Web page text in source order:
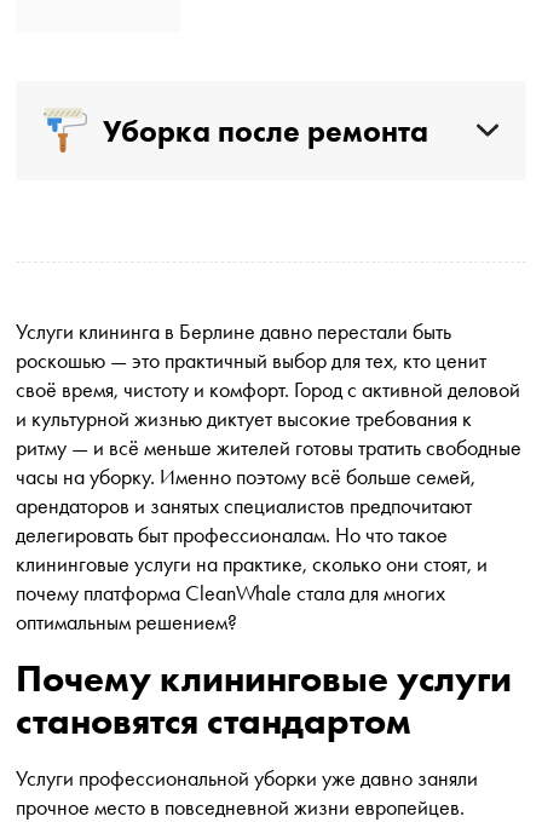
Уборка после ремонта
Услуги клининга в Берлине давно перестали быть
роскошью — это практичный выбор для тех, кто ценит
своё время, чистоту и комфорт. Город с активной деловой
и культурной жизнью диктует высокие требования к
ритму — и всё меньше жителей готовы тратить свободные
часы на уборку. Именно поэтому всё больше семей,
арендаторов и занятых специалистов предпочитают
делегировать быт профессионалам. Но что такое
клининговые услуги на практике, сколько они стоят, и
почему платформа CleanWhale стала для многих
оптимальным решением?
Почему клининговые услуги
становятся стандартом
Услуги профессиональной уборки уже давно заняли
прочное место в повседневной жизни европейцев.